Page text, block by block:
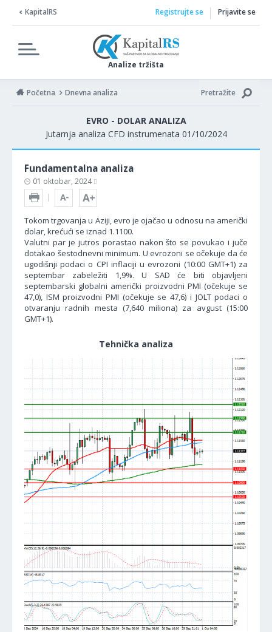
KapitalRS
Analize tržišta
Registrujte se Prijavite se
Početna Dnevna analiza Pretražite
EVRO - DOLAR ANALIZA
Jutarnja analiza CFD instrumenata 01/10/2024
Fundamentalna analiza
01 oktobar, 2024
Tokom trgovanja u Aziji, evro je ojačao u odnosu na američki
dolar, krećući se iznad 1.1100.
Valutni par je jutros porastao nakon što se povukao i juče
dotakao šestodnevni minimum. U evrozoni se očekuje da će
ugodišnji podaci o CPI inflaciji u evrozoni (10:00 GMT+1) za
septembar zabeležiti 1,9%. U SAD će biti objavljeni
septembarski globalni američki proizvodni PMI (očekuje se
47,0), ISM proizvodni PMI (očekuje se 47,6) i JOLT podaci o
otvaranju radnih mesta (7,640 miliona) za avgust (15:00
GMT+1).
Tehnička analiza